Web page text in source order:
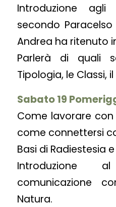
Introduzione
secondo
Andrea ha ritenuto
Parlerà di quali
Tipologia, le Classi,
Sabato 19
Come lavorare
come connettersi
Basi di Radiestesia
Introduzione
comunicazione
Natura.